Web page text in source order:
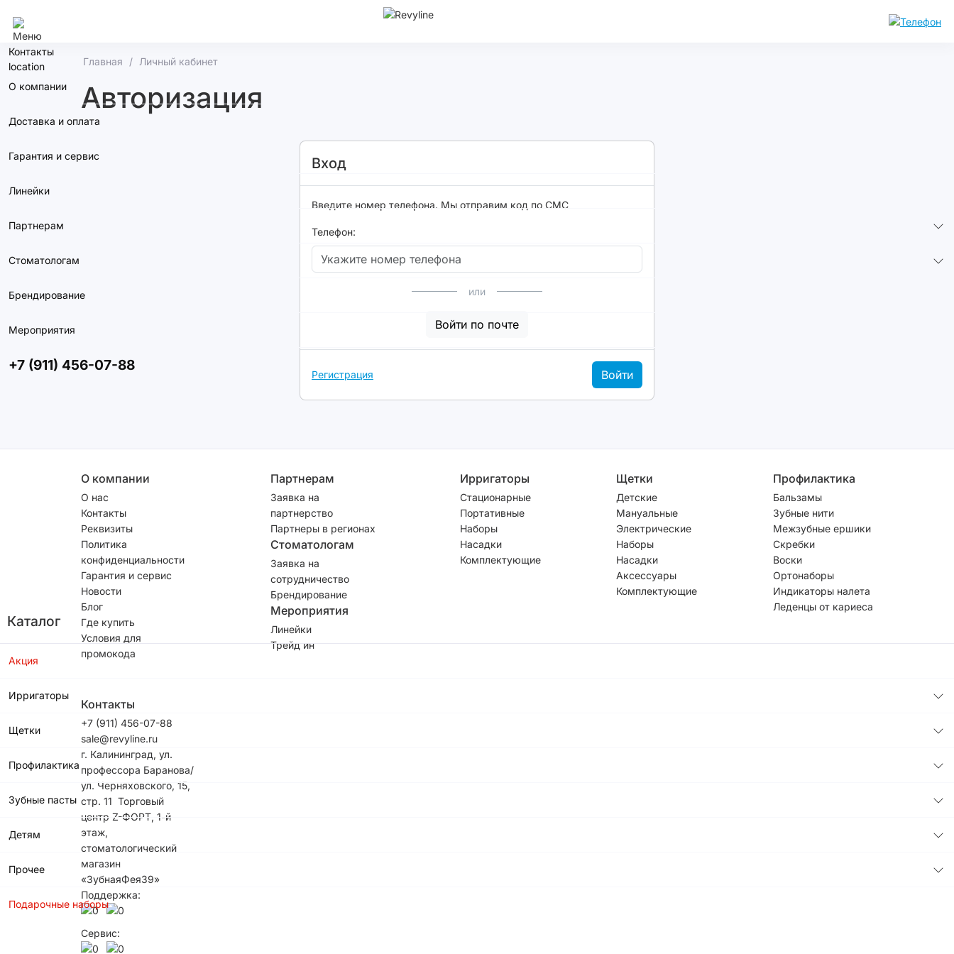
Контакты
О компании
Доставка и оплата
Гарантия и сервис
Линейки
Партнерам
Стоматологам
Брендирование
Мероприятия
+7 (911) 456-07-88
Каталог
Акция
Ирригаторы
Щетки
Профилактика
Зубные пасты
Детям
Прочее
Подарочные наборы
Главная Личный кабинет
Авторизация
Вход
Введите номер телефона. Мы отправим код по СМС
Телефон:
или
Войти по почте
Регистрация Войти
О компании
О нас
Контакты
Реквизиты
Политика
конфиденциальности
Гарантия и сервис
Новости
Блог
Где купить
Условия для
промокода
Партнерам
Заявка на
партнерство
Партнеры в регионах
Стоматологам
Заявка на
сотрудничество
Брендирование
Мероприятия
Линейки
Трейд ин
Ирригаторы
Стационарные
Портативные
Наборы
Насадки
Комплектующие
Щетки
Детские
Мануальные
Электрические
Наборы
Насадки
Аксессуары
Комплектующие
Профилактика
Бальзамы
Зубные нити
Межзубные ершики
Скребки
Воски
Ортонаборы
Индикаторы налета
Леденцы от кариеса
Контакты
+7 (911) 456-07-88
sale@revyline.ru
г. Калининград, ул.
профессора Баранова/
ул. Черняховского, 15,
стр. 1​1 ​Торговый
центр Z-ФОРТ, 1-й
этаж,
стоматологический
магазин
«ЗубнаяФея39»
Поддержка:
Сервис: